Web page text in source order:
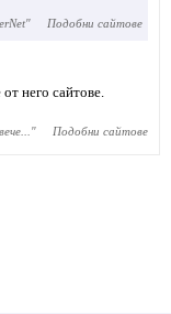
" Подобни сайтове
него сайтове.
" Подобни сайтове